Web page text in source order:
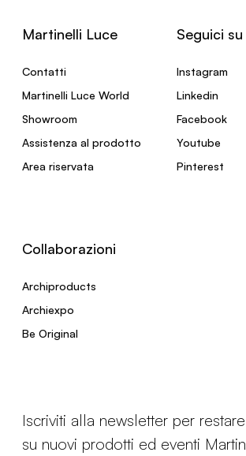
Martinelli Luce
Contatti
Martinelli Luce World
Showroom
Assistenza al prodotto
Area riservata
Seguici su
Instagram
Linkedin
Facebook
Youtube
Pinterest
Collaborazioni
Archiproducts
Archiexpo
Be Original
Iscriviti alla newsletter per
su nuovi prodotti ed eventi